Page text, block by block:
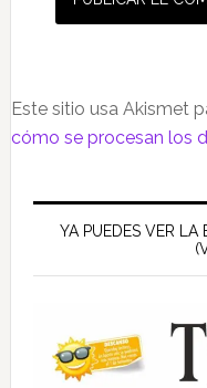
Este sitio usa Akismet
cómo se procesan los
Barra
lateral
principal
YA PUEDES VER